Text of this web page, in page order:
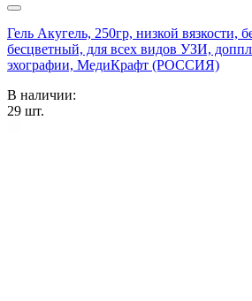
Гель Акугель, 250гр, низкой вязкости,
бесцветный, для всех видов УЗИ,
эхографии, МедиКрафт (РОССИЯ)
В наличии:
29 шт.